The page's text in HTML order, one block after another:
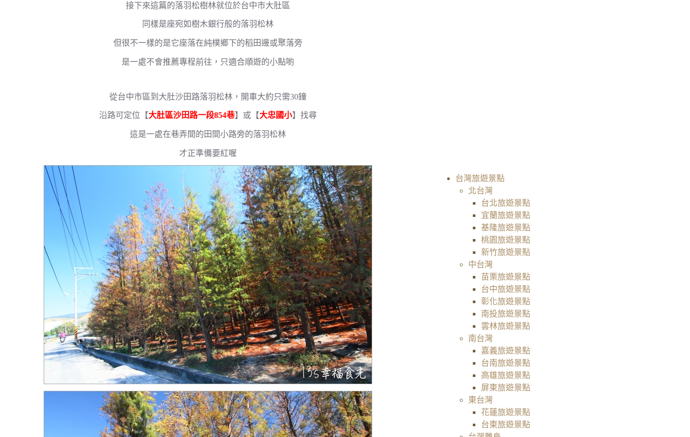
接下來這篇的落羽松樹林就位於台中市大肚區
同樣是座宛如樹木銀行般的落羽松林
但很不一樣的是它座落在純樸鄉下的稻田邊或聚落旁
是一處不會推薦專程前往，只適合順遊的小點喲
從台中市區到大肚沙田路落羽松林，開車大約只需30鐘
沿路可定位【大肚區沙田路一段854巷】或【大忠國小】找尋
這是一處在巷弄間的田間小路旁的落羽松林
才正準備要紅喔
台灣旅遊景點
北台灣
台北旅遊景點
宜蘭旅遊景點
基隆旅遊景點
桃園旅遊景點
新竹旅遊景點
中台灣
苗栗旅遊景點
台中旅遊景點
彰化旅遊景點
南投旅遊景點
雲林旅遊景點
南台灣
嘉義旅遊景點
台南旅遊景點
高雄旅遊景點
屏東旅遊景點
東台灣
花蓮旅遊景點
台東旅遊景點